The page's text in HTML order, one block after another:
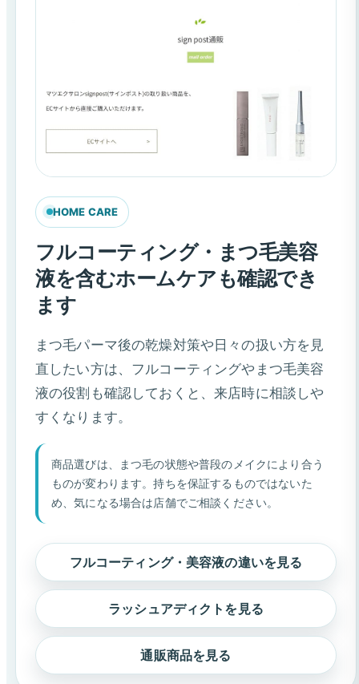
HOME CARE
フルコーティング・まつ毛美容
液を含むホームケアも確認でき
ます
まつ毛パーマ後の乾燥対策や日々の扱い方を見
直したい方は、フルコーティングやまつ毛美容
液の役割も確認しておくと、来店時に相談しや
すくなります。
商品選びは、まつ毛の状態や普段のメイクにより合う
ものが変わります。持ちを保証するものではないた
め、気になる場合は店舗でご相談ください。
フルコーティング・美容液の違いを見る
ラッシュアディクトを見る
通販商品を見る